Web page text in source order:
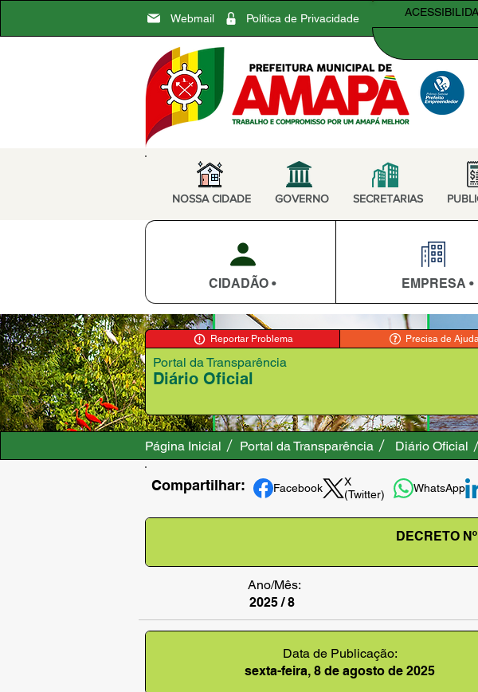
Webmail Política de Privacidade
NOSSA CIDADE GOVERNO SECRETARIAS
CIDADÃO • EMPRESA •
Reportar Problema Precisa de
Diário Oficial
Portal da Transparência
Página Inicial Portal da Transparência Diário Oficial
Compartilhar: Facebook
X
(Twitter)
WhatsApp
DECRETO
Ano/Mês:
2025 / 8
Data de Publicação:
sexta-feira, 8 de agosto de 2025